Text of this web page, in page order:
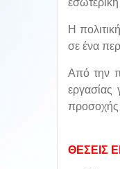
Η
σε ένα
Από την
εργασίας
προσοχής
ΘΕΣΕΙΣ